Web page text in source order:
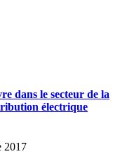
dans le secteur de la
électrique
2017